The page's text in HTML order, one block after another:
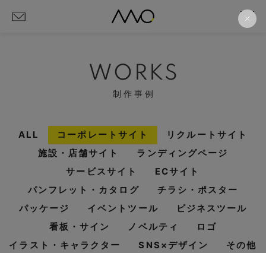
WORKS
制作事例
ALL コーポレートサイト
リクルートサイト
施設・店舗サイト
ランディングページ
サービスサイト
ECサイト
パンフレット・カタログ
チラシ・ポスター
パッケージ
イベントツール
ビジネスツール
看板・サイン
ノベルティ
ロゴ
イラスト・キャラクター
SNS×デザイン
その他